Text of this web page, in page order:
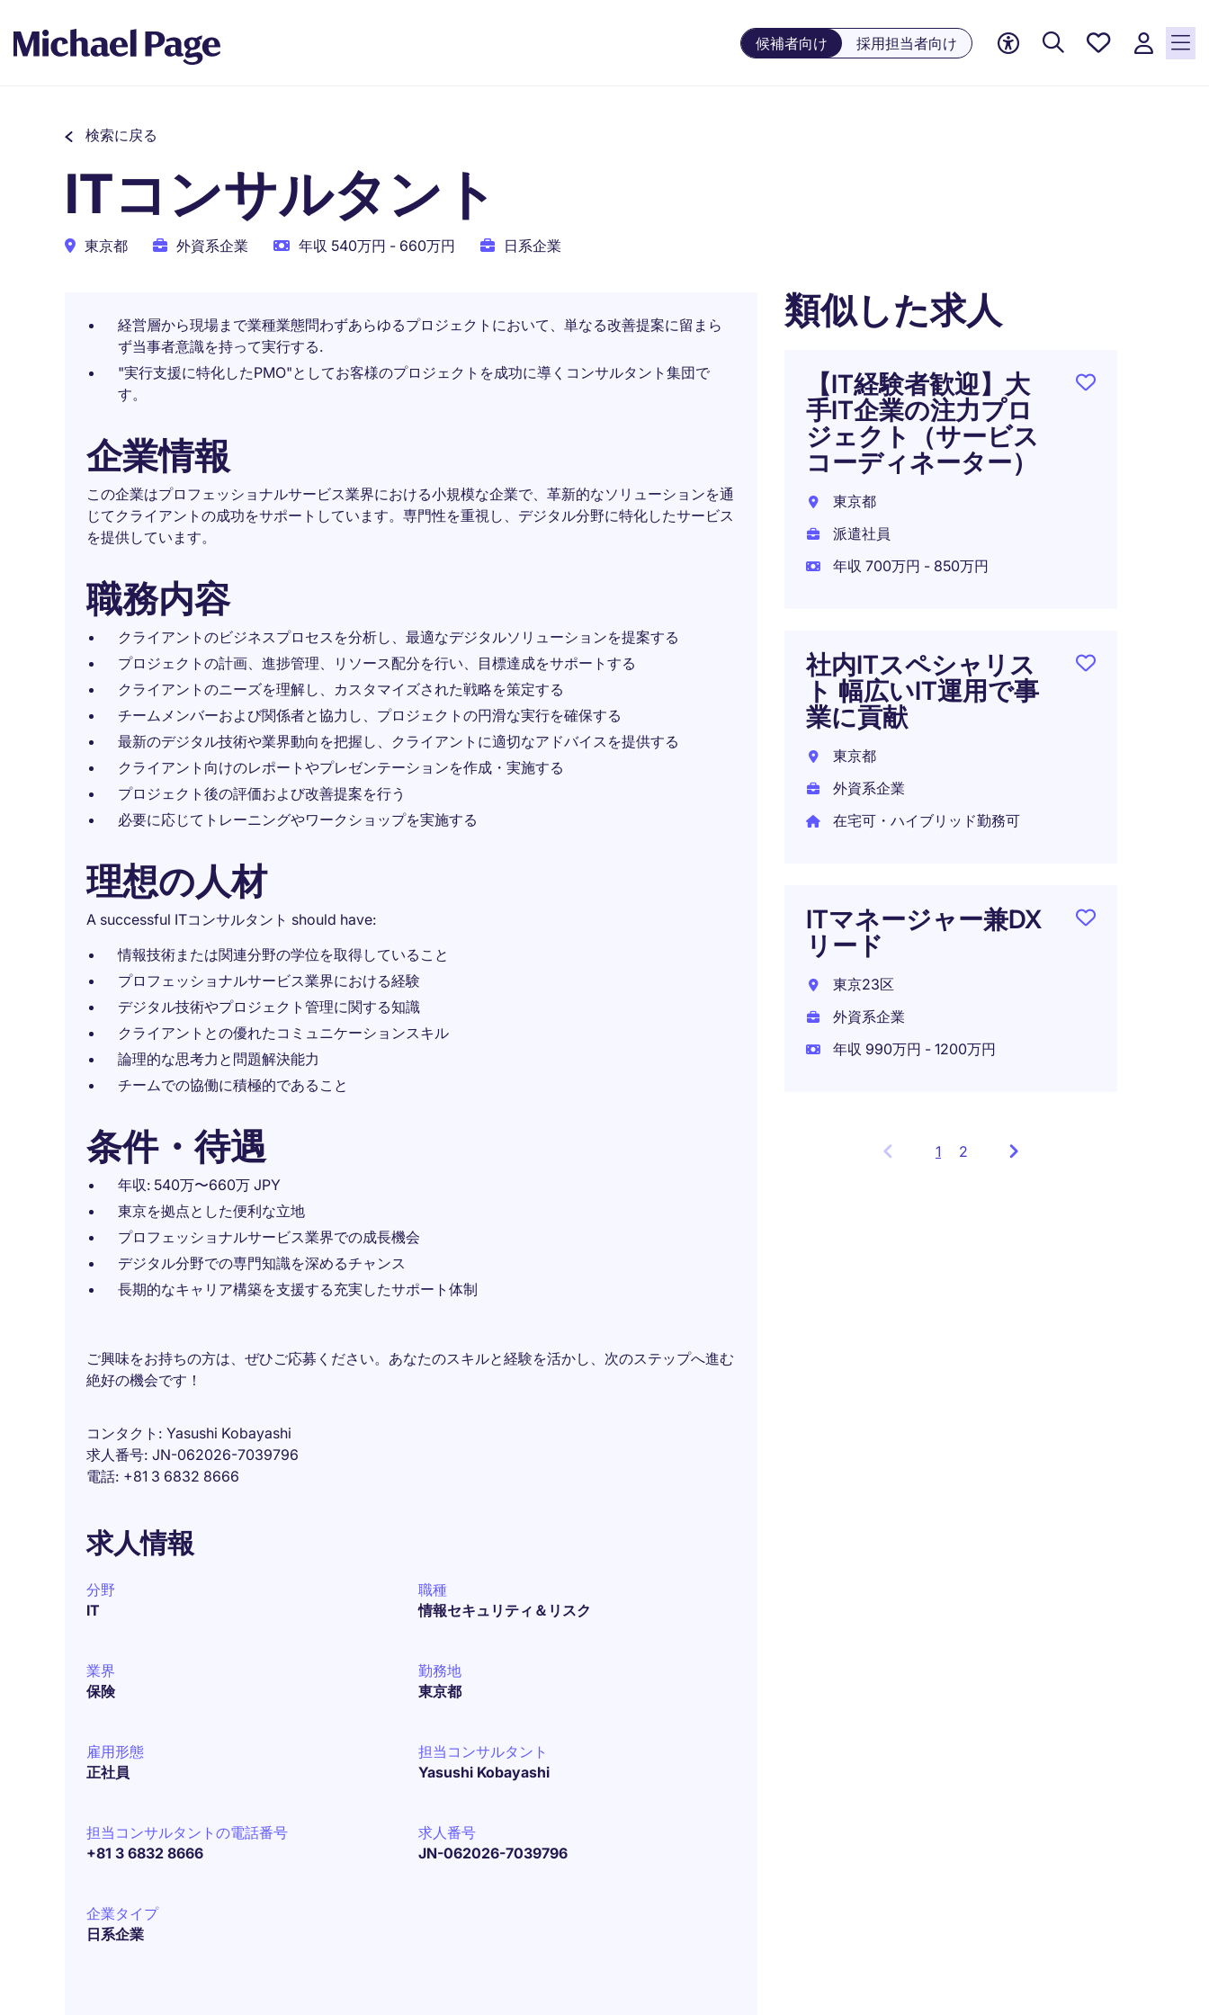
候補者向け 採用担当者向け
お気に
検索に戻る
ITコンサルタント
東京都 外資系企業 年収 540万円 - 660万円 日系企業
経営層から現場まで業種業態問わずあらゆるプロジェクトにおいて、単なる改善提案に留まら
ず当事者意識を持って実行する.
"実行支援に特化したPMO"としてお客様のプロジェクトを成功に導くコンサルタント集団で
す。
企業情報
この企業はプロフェッショナルサービス業界における小規模な企業で、革新的なソリューションを通
じてクライアントの成功をサポートしています。専門性を重視し、デジタル分野に特化したサービス
を提供しています。
職務内容
クライアントのビジネスプロセスを分析し、最適なデジタルソリューションを提案する
プロジェクトの計画、進捗管理、リソース配分を行い、目標達成をサポートする
クライアントのニーズを理解し、カスタマイズされた戦略を策定する
チームメンバーおよび関係者と協力し、プロジェクトの円滑な実行を確保する
最新のデジタル技術や業界動向を把握し、クライアントに適切なアドバイスを提供する
クライアント向けのレポートやプレゼンテーションを作成・実施する
プロジェクト後の評価および改善提案を行う
必要に応じてトレーニングやワークショップを実施する
理想の人材
A successful ITコンサルタント should have:
情報技術または関連分野の学位を取得していること
プロフェッショナルサービス業界における経験
デジタル技術やプロジェクト管理に関する知識
クライアントとの優れたコミュニケーションスキル
論理的な思考力と問題解決能力
チームでの協働に積極的であること
条件・待遇
年収: 540万〜660万 JPY
東京を拠点とした便利な立地
プロフェッショナルサービス業界での成長機会
デジタル分野での専門知識を深めるチャンス
長期的なキャリア構築を支援する充実したサポート体制
ご興味をお持ちの方は、ぜひご応募ください。あなたのスキルと経験を活かし、次のステップへ進む
絶好の機会です！
コンタクト
Yasushi Kobayashi
求人番号 JN-062026-7039796
電話 +81 3 6832 8666
求人情報
分野
IT
職種
情報セキュリティ＆リスク
業界
保険
勤務地
東京都
雇用形態
正社員
担当コンサルタント
Yasushi Kobayashi
担当コンサルタントの電話番号
+81 3 6832 8666
求人番号
JN-062026-7039796
企業タイプ
日系企業
類似した求人
【IT経験者歓迎】大
手IT企業の注力プロ
ジェクト（サービス
コーディネーター）
東京都
派遣社員
年収 700万円 - 850万円
社内ITスペシャリス
ト 幅広いIT運用で事
業に貢献
東京都
外資系企業
在宅可・ハイブリッド勤務可
ITマネージャー兼DX
リード
東京23区
外資系企業
年収 990万円 - 1200万円
1 Showing
2